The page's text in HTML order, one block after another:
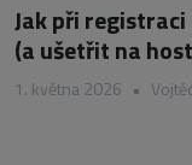
Jak při
(a ušetřit na
1. května 2026 •